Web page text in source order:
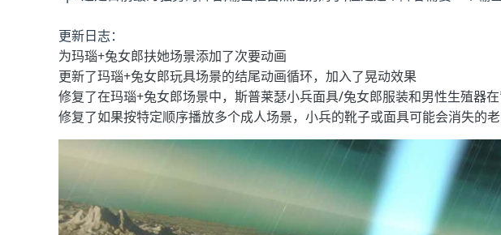
更新日志：
为玛瑙+兔女郎扶她场景添加了次要动画
更新了玛瑙+兔女郎玩具场景的结尾动画循环，加入了晃动效果
修复了在玛瑙+兔女郎场景中，斯普莱瑟小兵面具/兔女郎服装和男性生殖器
修复了如果按特定顺序播放多个成人场景，小兵的靴子或面具可能会消失的